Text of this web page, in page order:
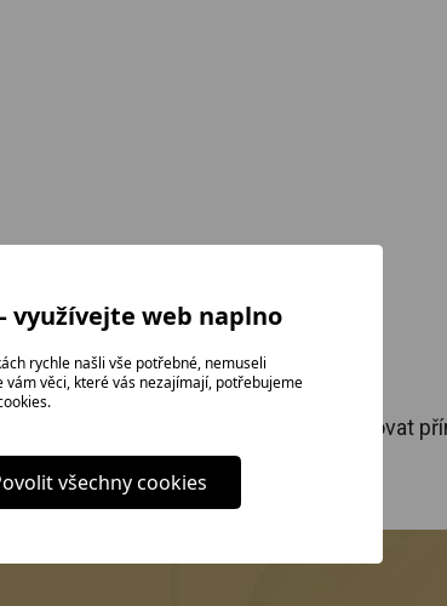
otevřeným způsobem.
Instagram)nebo nás můžete kontaktovat
využívejte web naplno
rychle našli vše potřebné, nemuseli
vám věci, které vás nezajímají, potřebujeme
všechny cookies